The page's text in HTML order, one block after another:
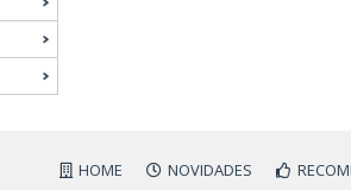
HOME NOVIDADES